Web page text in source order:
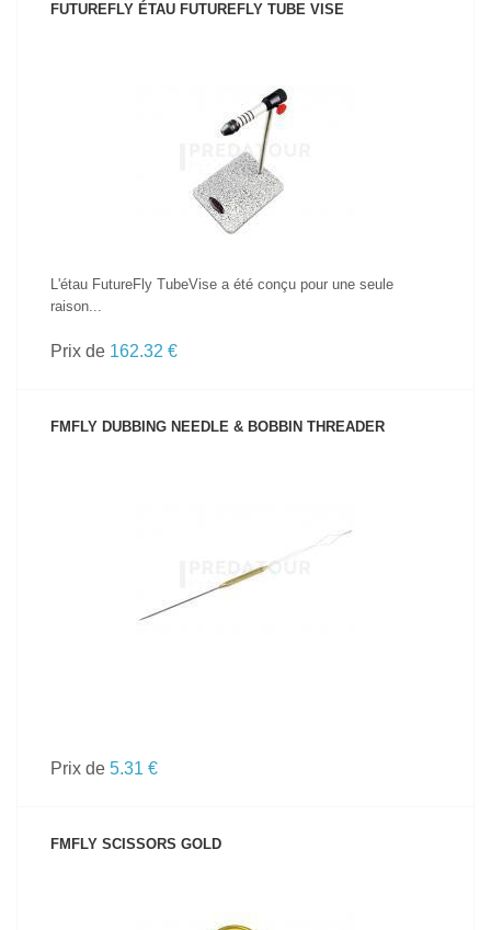
FUTUREFLY ÉTAU FUTUREFLY TUBE VISE
VOIR LE PRODUIT
L'étau FutureFly TubeVise a été conçu pour une seule
raison...
Prix de 162.32 €
FMFLY DUBBING NEEDLE & BOBBIN THREADER
Prix de 5.31 €
FMFLY SCISSORS GOLD